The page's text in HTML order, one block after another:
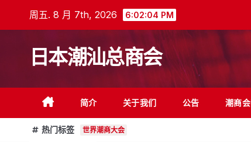
周五. 8 月 7th, 2026 6:02:06 PM
日本潮汕总商会
简介 关于我们 公告 潮商
热门标签 世界潮商大会